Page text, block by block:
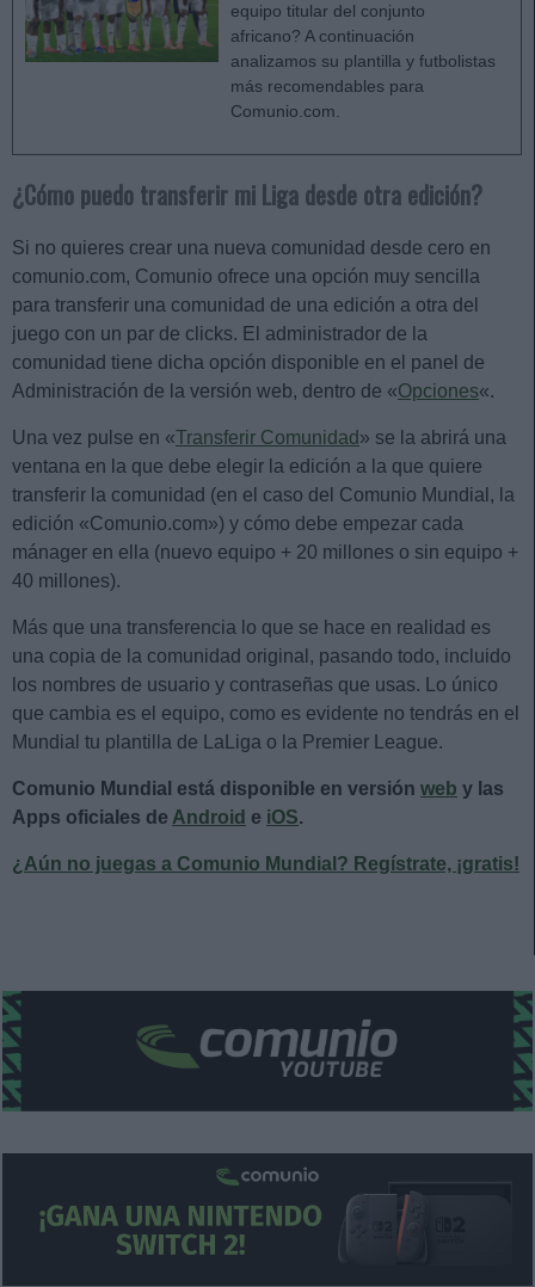
equipo titular del conjunto
africano? A continuación
analizamos su plantilla y futbolistas
más recomendables para
Comunio.com.
¿Cómo puedo transferir mi Liga desde otra edición?
Si no quieres crear una nueva comunidad desde cero en
comunio.com, Comunio ofrece una opción muy sencilla
para transferir una comunidad de una edición a otra del
juego con un par de clicks. El administrador de la
comunidad tiene dicha opción disponible en el panel de
Administración de la versión web, dentro de «Opciones«.
Una vez pulse en «Transferir Comunidad » se la abrirá una
ventana en la que debe elegir la edición a la que quiere
transferir la comunidad (en el caso del Comunio Mundial, la
edición «Comunio.com») y cómo debe empezar cada
mánager en ella (nuevo equipo + 20 millones o sin equipo +
40 millones).
Más que una transferencia lo que se hace en realidad es
una copia de la comunidad original, pasando todo, incluido
los nombres de usuario y contraseñas que usas. Lo único
que cambia es el equipo, como es evidente no tendrás en el
Mundial tu plantilla de LaLiga o la Premier League.
Comunio Mundial está disponible en versión web y las
Apps oficiales de Android e iOS.
¿Aún no juegas a Comunio Mundial? Regístrate, ¡gratis!